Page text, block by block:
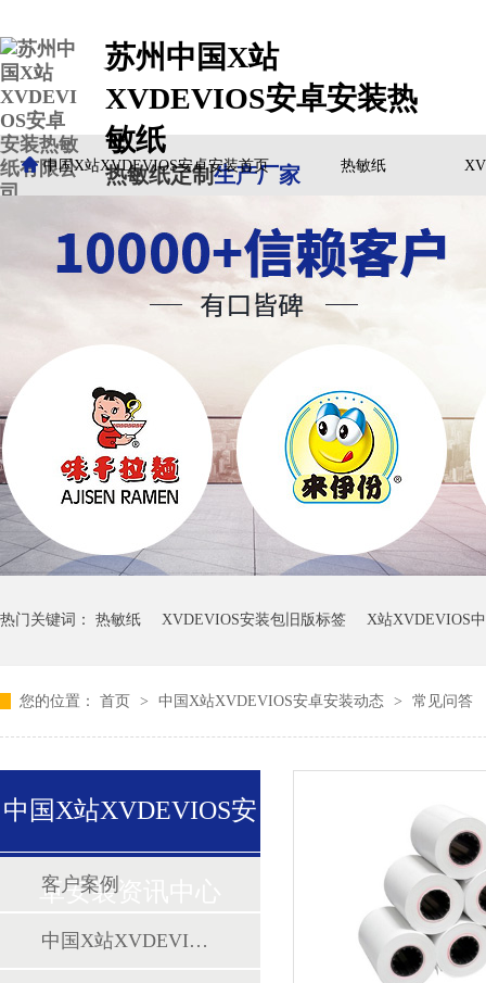
苏州中国X站
XVDEVIOS安卓安装热
敏纸
热敏纸定制生产厂家
中国X站XVDEVIOS安卓安装首页 热敏纸
客户案例 中国X站XVDEVIOS安卓安装动态
热门关键词： 热敏纸 XVDEVIOS安装包旧版标签 X站XVDEVIOS
您的位置： 首页 > 中国X站XVDEVIOS安卓安装动态 > 常见问答
中国X站XVDEVIOS安
卓安装资讯中心
客户案例
中国X站XVDEVIOS安卓安装动态